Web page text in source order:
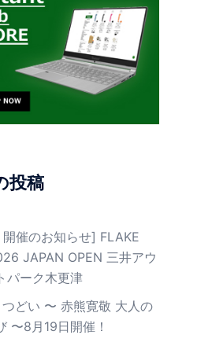
投稿
催のお知らせ] FLAKE
JAPAN OPEN 三井アウ
パーク木更津
つどい 〜 赤熊寛敬 大人の
〜8月19日開催！